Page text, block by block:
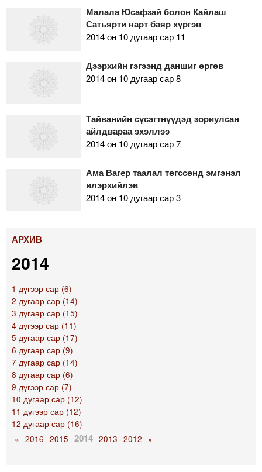
Малала Юсафзай болон Кайлаш
Сатьярти нарт баяр хүргэв
2014 он 10 дугаар сар 11
Дээрхийн гэгээнд даншиг өргөв
2014 он 10 дугаар сар 8
Тайванийн сүсэгтнүүдэд зориулсан
айлдвараа эхэллээ
2014 он 10 дугаар сар 7
Ама Вагер таалал төгссөнд эмгэнэл
илэрхийлэв
2014 он 10 дугаар сар 3
АРХИВ
2014
1 дүгээр сар (6)
2 дугаар сар (14)
3 дугаар сар (15)
4 дүгээр сар (11)
5 дугаар сар (17)
6 дугаар сар (9)
7 дугаар сар (14)
8 дугаар сар (6)
9 дүгээр сар (7)
10 дугаар сар (12)
11 дүгээр сар (12)
12 дугаар сар (16)
« 2016 2015 2014 2013 2012 »